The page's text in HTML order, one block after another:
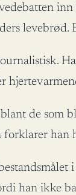
de som
han
han ikke